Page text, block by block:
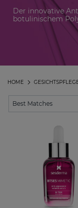
Der innovative
botulinischem
HOME